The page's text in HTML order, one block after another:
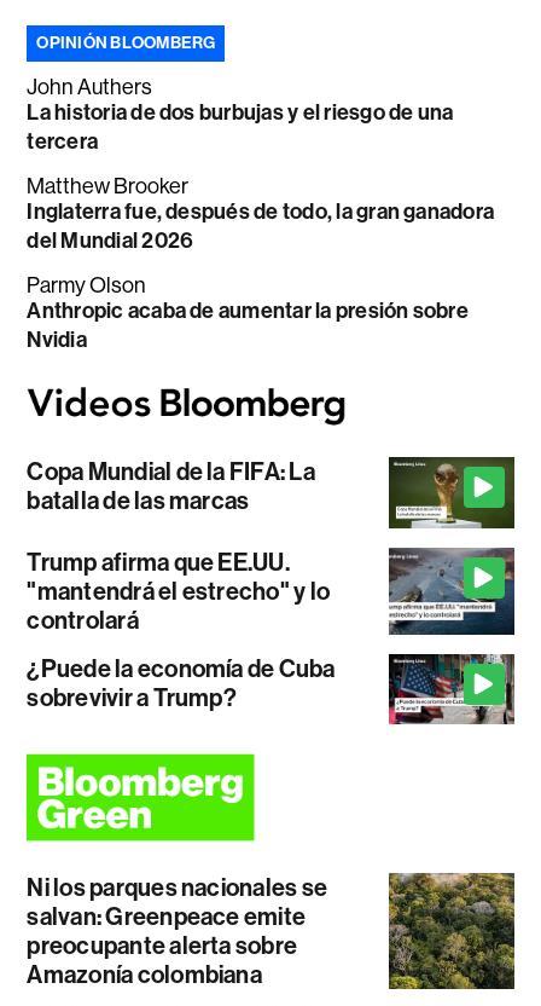
OPINIÓN BLOOMBERG
John Authers
La historia de dos burbujas y el riesgo de una
tercera
Matthew Brooker
Inglaterra fue, después de todo, la gran ganadora
del Mundial 2026
Parmy Olson
Anthropic acaba de aumentar la presión sobre
Nvidia
Copa Mundial de la FIFA: La
batalla de las marcas
Trump afirma que EE.UU.
"mantendrá el estrecho" y lo
controlará
¿Puede la economía de Cuba
sobrevivir a Trump?
Ni los parques nacionales se
salvan: Greenpeace emite
preocupante alerta sobre
Amazonía colombiana